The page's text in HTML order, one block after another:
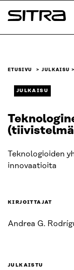
Siirry
suoraan
Sitra
ETUSIVU JULKAISU
JULKAISU
Teknologioiden
innovaatioita
KIRJOITTAJAT
Andrea G.
JULKAISTU